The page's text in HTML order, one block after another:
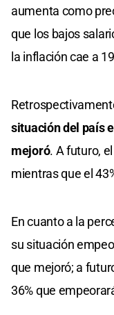
aumenta como
que los bajos
la inflación cae a
situación del país
mejoró. A futuro,
mientras que el
En cuanto a la
su situación
que mejoró; a
36% que